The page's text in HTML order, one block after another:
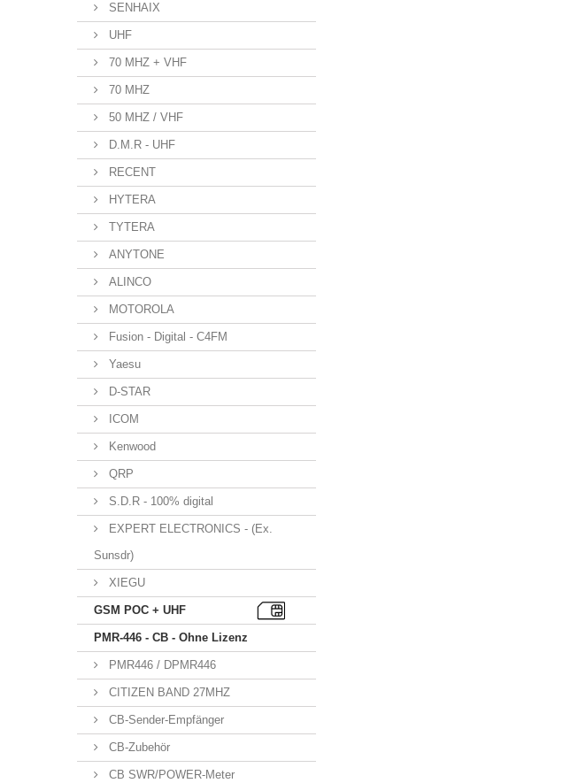
SENHAIX
UHF
70 MHZ + VHF
70 MHZ
50 MHZ / VHF
D.M.R - UHF
RECENT
HYTERA
TYTERA
ANYTONE
ALINCO
MOTOROLA
Fusion - Digital - C4FM
Yaesu
D-STAR
ICOM
Kenwood
QRP
S.D.R - 100% digital
EXPERT ELECTRONICS - (Ex.
Sunsdr)
XIEGU
GSM POC + UHF
PMR-446 - CB - Ohne Lizenz
PMR446 / DPMR446
CITIZEN BAND 27MHZ
CB-Sender-Empfänger
CB-Zubehör
CB SWR/POWER-Meter